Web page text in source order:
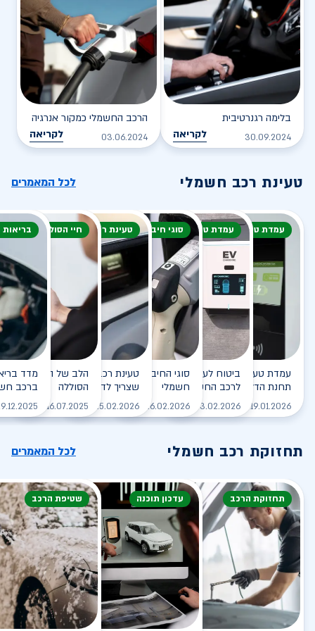
בלימה רגנרטיבית
30.09.2024 לקריאה
הרכב החשמלי כמקור אנרגיה
03.06.2024 לקריאה
טעינת רכב חשמלי לכל המאמרים
עמדת טעינה
עמדת טעינה - הסוף של
תחנת הדלק?
19.01.2026 לקריאה
עמדת טעינה
ביטוח לעמדת טעינה ביתית
לרכב החשמלי
03.02.2026 לקריאה
סוגי חיבור
סוגי החיבורים לטעינת רכב
חשמלי
26.02.2026 לקריאה
טעינת רכב חשמלי
טעינת רכב חשמלי - כל מה
שצריך לדעת
25.02.2026 לקריאה
חיי הסוללה
הלב של הרכב
הסוללה
16.07.2025
ברכב
תחזוקת רכב חשמלי לכל המאמרים
תחזוקת הרכב עדכון תוכנה שטיפת הרכב